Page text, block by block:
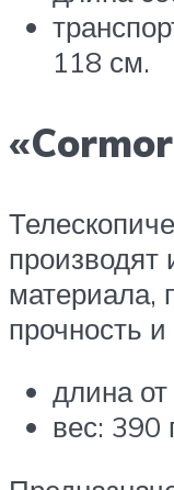
118 см.
производят
материала,
прочность
длина
вес: 390